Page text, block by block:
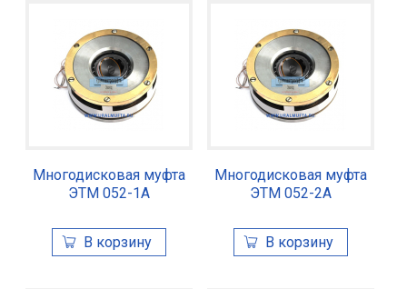
Многодисковая муфта
ЭТМ 052-1А
Многодисковая муфта
ЭТМ 052-2А